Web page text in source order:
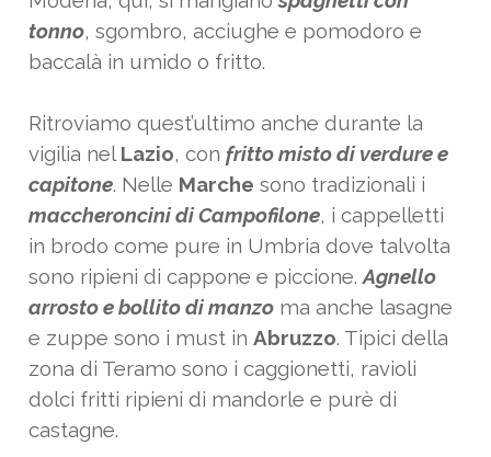
tonno, sgombro, acciughe e pomodoro e
baccalà in umido o fritto.
Ritroviamo quest’ultimo anche durante la
vigilia nel Lazio, con fritto misto di verdure e
capitone. Nelle Marche sono tradizionali i
maccheroncini di Campofilone, i cappelletti
in brodo come pure in Umbria dove talvolta
sono ripieni di cappone e piccione. Agnello
arrosto e bollito di manzoma anche lasagne
e zuppe sono i must in Abruzzo. Tipici della
zona di Teramo sono i caggionetti, ravioli
dolci fritti ripieni di mandorle e purè di
castagne.